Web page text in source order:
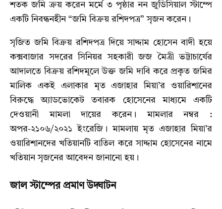
শতক জমি ক্রয় করেন মর্মে ৩ পৃষ্ঠার নন জুডিসিয়াল স্টাম্পে
একটি নিবন্ধনহীন “জমি বিক্রয় রশিদপত্র” সৃজন করেন।
সৃজিত জমি বিক্রয় রশিদপত্র দিয়ে সাদ্দাম হোসেন বাদী হয়ে
কক্সবাজার সদরের সিনিয়র সহকারী জজ মৈত্রী ভট্টাচার্যের
আদালতে বিক্রয় রশিদমূলে উক্ত জমি দাবি করে প্রকৃত জমির
মালিক একই এলাকার মৃত এজাহার মিয়া’র ওয়ারিশানের
বিরুদ্ধে অ্যাডভোকেট তবারক হোসেনের মাধ্যমে একটি
দেওয়ানী মামলা দায়ের করেন। মামলার নম্বর :
অপর-২১০৬/২০২১ ইংরেজি। মামলায় মৃত এজাহার মিয়া’র
ওয়ারিশানদের খতিয়ানটি বাতিল করে সাদ্দাম হোসেনের নামে
খতিয়ান সৃজনের আবেদন জানানো হয়।
জাল স্টাম্পের প্রমাণ উদ্ঘাটন